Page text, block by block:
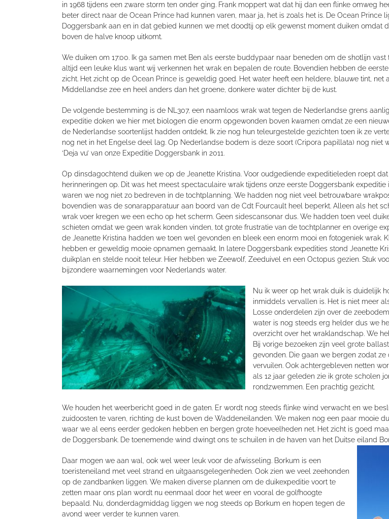
in 1968 tijdens een zware storm ten onder ging. Frank moppert wat dat hij dan een flinke omweg
beter direct naar de Ocean Prince had kunnen varen, maar ja, het is zoals het is. De Ocean Prince
Doggersbank aan en in dat gebied kunnen we met doodtij op elk gewenst moment duiken omdat
boven de halve knoop uitkomt.
We duiken om 17:00. Ik ga samen met Ben als eerste buddypaar naar beneden om de shotlijn vast
altijd een leuke klus want wij verkennen het wrak en bepalen de route. Bovendien hebben de
zicht. Het zicht op de Ocean Prince is geweldig goed. Het water heeft een heldere, blauwe tint, net
Middellandse zee en heel anders dan het groene, donkere water dichter bij de kust.
De volgende bestemming is de NL307, een naamloos wrak wat tegen de Nederlandse grens
expeditie doken we hier met biologen die enorm opgewonden boven kwamen omdat ze een
de Nederlandse soortenlijst hadden ontdekt. Ik zie nog hun teleurgestelde gezichten toen ik ze
nog net in het Engelse deel lag. Op Nederlandse bodem is deze soort (Cripora papillata) nog niet
‘Deja vu’ van onze Expeditie Doggersbank in 2011.
Op dinsdagochtend duiken we op de Jeanette Kristina. Voor oudgediende expeditieleden roept
herinneringen op. Dit was het meest spectaculaire wrak tijdens onze eerste Doggersbank expeditie
waren we nog niet zo bedreven in de tochtplanning. We hadden nog niet veel betrouwbare
bovendien was de sonarapparatuur aan boord van de Cdt Fourcault heel beperkt. Alleen als het
wrak voer kregen we een echo op het scherm. Geen sidescansonar dus. We hadden toen veel
schieten omdat we geen wrak konden vinden, tot grote frustratie van de tochtplanner en overige
de Jeanette Kristina hadden we toen wel gevonden en bleek een enorm mooi en fotogeniek wrak.
hebben er geweldig mooie opnamen gemaakt. In latere Doggersbank expedities stond Jeanette
duikplan en stelde nooit teleur. Hier hebben we Zeewolf, Zeeduivel en een Octopus gezien. Stuk
bijzondere waarnemingen voor Nederlands water.
Nu ik weer op het wrak duik is duidelijk
inmiddels vervallen is. Het is niet meer
Losse onderdelen zijn over de
water is nog steeds erg helder dus we
overzicht over het wraklandschap. We
Bij vorige bezoeken zijn veel grote
gevonden. Die gaan we bergen zodat ze
vervuilen. Ook achtergebleven netten
als 12 jaar geleden zie ik grote scholen
rondzwemmen. Een prachtig gezicht.
We houden het weerbericht goed in de gaten. Er wordt nog steeds flinke wind verwacht en we
zuidoosten te varen, richting de kust boven de Waddeneilanden. We maken nog een paar mooie
waar we al eens eerder gedoken hebben en bergen grote hoeveelheden net. Het zicht is goed
de Doggersbank. De toenemende wind dwingt ons te schuilen in de haven van het Duitse eiland
Daar mogen we aan wal, ook wel weer leuk voor de afwisseling. Borkum is een
toeristeneiland met veel strand en uitgaansgelegenheden. Ook zien we veel zeehonden
op de zandbanken liggen. We maken diverse plannen om de duikexpeditie voort te
zetten maar ons plan wordt nu eenmaal door het weer en vooral de golfhoogte
bepaald. Nu, donderdagmiddag liggen we nog steeds op Borkum en hopen tegen de
avond weer verder te kunnen varen.